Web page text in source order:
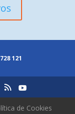
121
de Cookies